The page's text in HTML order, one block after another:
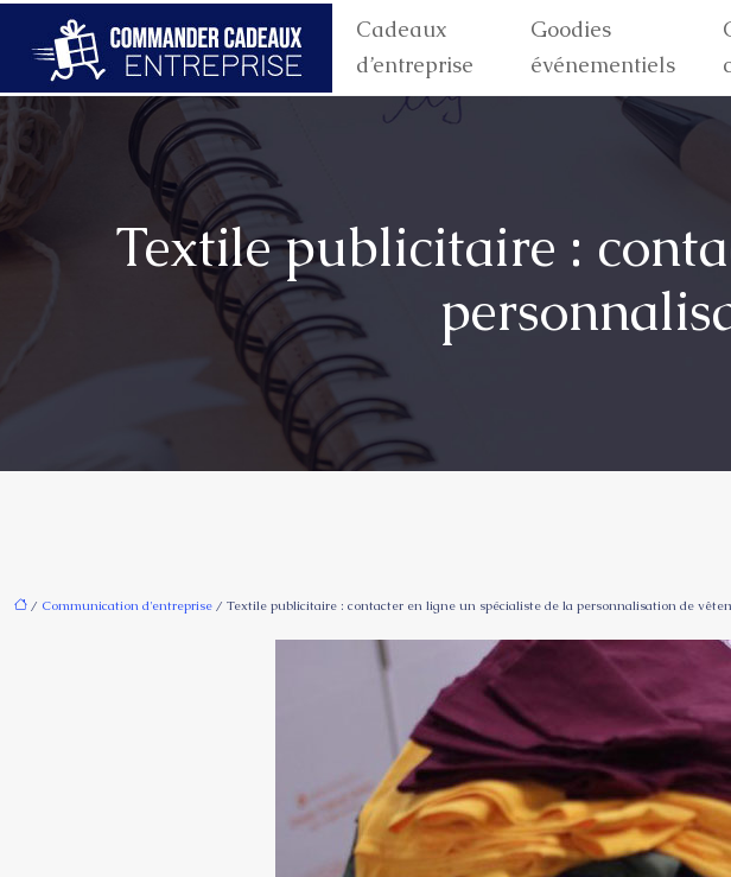
Cadeaux
d’entreprise
Goodies
événementiels
Textile publicitaire :
/ Communication d'entreprise / Textile publicitaire : contacter en ligne un spécialiste de la personnalisation de